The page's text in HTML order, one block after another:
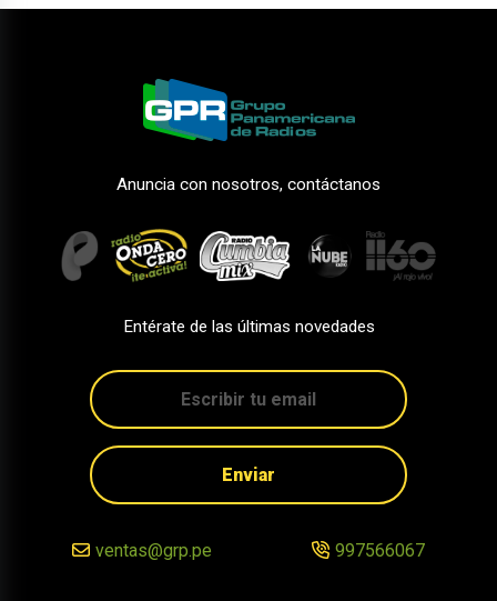
Anuncia con nosotros, contáctanos
Entérate de las últimas novedades
Enviar
ventas@grp.pe 997566067